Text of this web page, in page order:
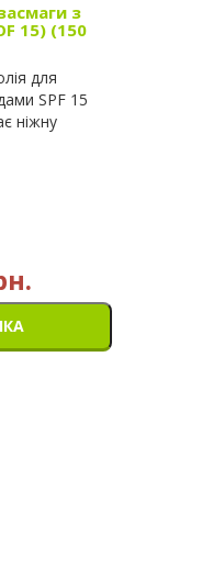
з
15) (150
для
SPF 15
ніжну